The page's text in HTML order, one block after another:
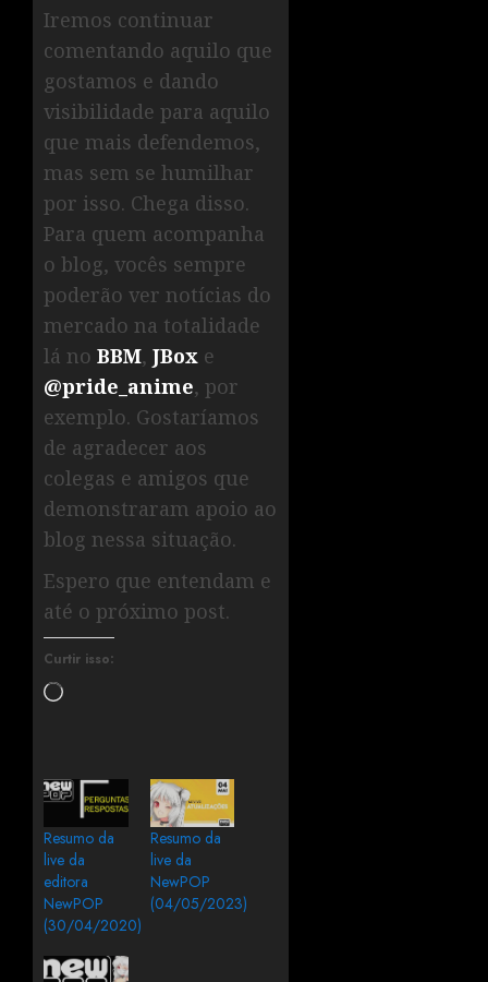
Iremos continuar
comentando aquilo que
gostamos e dando
visibilidade para aquilo
que mais defendemos,
mas sem se humilhar
por isso. Chega disso.
Para quem acompanha
o blog, vocês sempre
poderão ver notícias do
mercado na totalidade
lá no BBM, JBox e
@pride_anime, por
exemplo. Gostaríamos
de agradecer aos
colegas e amigos que
demonstraram apoio ao
blog nessa situação.
Espero que entendam e
até o próximo post.
Curtir isso:
Resumo da
live da
editora
NewPOP
(30/04/2020)
Resumo da
live da
NewPOP
(04/05/2023)